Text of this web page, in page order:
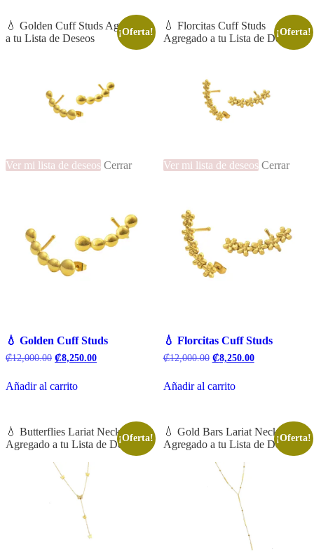
💧 Golden Cuff Studs Agregado
a tu Lista de Deseos
Ver mi lista de deseos Cerrar
¡Oferta!
💧 Golden Cuff Studs
₡12,000.00 El
era:
₡8,250.00El
Añadir al carrito
💧 Florcitas Cuff Studs
Agregado a tu Lista de Deseos
Ver mi lista de deseos Cerrar
¡Oferta!
💧 Florcitas Cuff Studs
₡12,000.00 El
era:
₡8,250.00El
Añadir al carrito
💧 Butterflies Lariat Necklace
Agregado a tu Lista de Deseos
¡Oferta!
💧 Gold Bars Lariat Necklace
Agregado a tu Lista de Deseos
¡Oferta!